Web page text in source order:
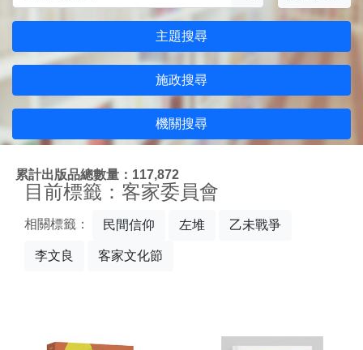
主題搜尋
施政搜尋
機關搜尋
累計出版品總數量：117,872
目前標籤：客家委員會
相關標籤： 民間信仰 左堆 乙未戰爭
李文良 客家文化節